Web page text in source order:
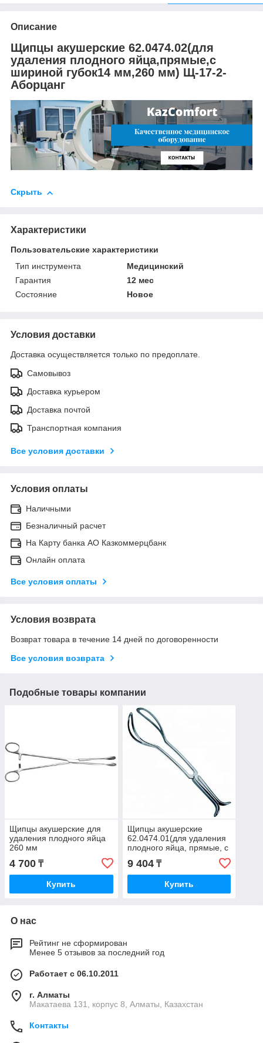
Описание
Щипцы акушерские 62.0474.02(для
удаления плодного яйца,прямые,с
шириной губок14 мм,260 мм) Щ-17-2-
Аборцанг
Скрыть
Характеристики
Пользовательские характеристики
Тип инструмента
Медицинский
Гарантия
12 мес
Состояние
Новое
Условия доставки
Доставка осуществляется только по предоплате.
Самовывоз
Доставка курьером
Доставка почтой
Транспортная компания
Все условия доставки
Условия оплаты
Наличными
Безналичный расчет
На Карту банка АО Казкоммерцбанк
Онлайн оплата
Все условия оплаты
Условия возврата
Возврат товара в течение 14 дней по договоренности
Все условия возврата
Подобные товары компании
Щипцы акушерские для
удаления плодного яйца
260 мм
4 700 ₸
Купить
Щипцы акушерские
62.0474.01(для удаления
плодного яйца, прямые, с
шириной губок 12 мм, 250
м) Щ-17-1-Аборцанг
9 404₸
Купить
О нас
Рейтинг не сформирован
Менее 5 отзывов за последний год
Работает с 06.10.2011
г. Алматы
Макатаева 131, корпус 8, Алматы, Казахстан
Контакты